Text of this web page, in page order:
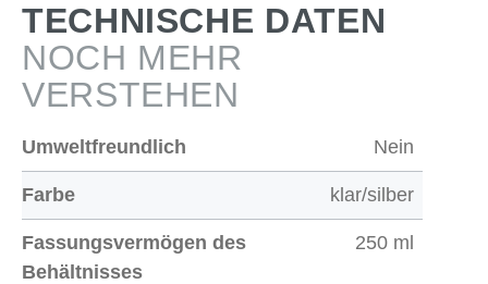
TECHNISCHE DATEN
NOCH MEHR
VERSTEHEN
Umweltfreundlich Nein
Farbe klar/silber
Fassungsvermögen des
Behältnisses
250 ml